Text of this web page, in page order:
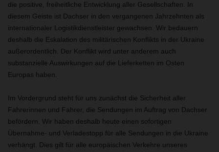
die positive, freiheitliche Entwicklung aller Gesellschaften. In
diesem Geiste ist Dachser in den vergangenen Jahrzehnten als
internationaler Logistikdienstleister gewachsen. Wir bedauern
deshalb die Eskalation des militärischen Konflikts in der Ukraine
außerordentlich. Der Konflikt wird unter anderem auch
substanzielle Auswirkungen auf die Lieferketten im Osten
Europas haben.
Im Vordergrund steht für uns zunächst die Sicherheit aller
Fahrerinnen und Fahrer, die Sendungen im Auftrag von Dachser
befördern. Wir haben deshalb heute einen sofortigen
Übernahme- und Verladestopp für alle Sendungen in die Ukraine
verhängt. Dies gilt für alle europäischen Verkehre unseres